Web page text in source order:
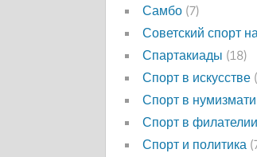
Самбо (7)
Советский спорт
Спартакиады (18)
Спорт в искусстве
Спорт в
Спорт в филателии
Спорт и политика